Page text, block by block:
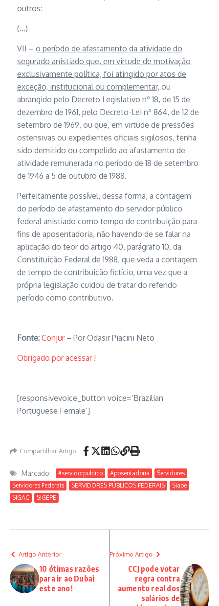
outros:
(…)
VII – o período de afastamento da atividade do
segurado anistiado que, em virtude de motivação
exclusivamente política, foi atingido por atos de
exceção, institucional ou complementar, ou
abrangido pelo Decreto Legislativo nº 18, de 15 de
dezembro de 1961, pelo Decreto-Lei nº 864, de 12 de
setembro de 1969, ou que, em virtude de pressões
ostensivas ou expedientes oficiais sigilosos, tenha
sido demitido ou compelido ao afastamento de
atividade remunerada no período de 18 de setembro
de 1946 a 5 de outubro de 1988.
Perfeitamente possível, dessa forma, a contagem
do período de afastamento do servidor público
federal anistiado como tempo de contribuição para
fins de aposentadoria, não havendo de se falar na
aplicação do teor do artigo 40, parágrafo 10, da
Constituição Federal de 1988, que veda a contagem
de tempo de contribuição fictício, uma vez que a
própria legislação cuidou de tratar do referido
período como contributivo.
Fonte: Conjur– Por Odasir Piacini Neto
Obrigado por acessar !
[responsivevoice_button voice=’Brazilian
Portuguese Female’]
Compartilhar Artigo
Marcado: #servidorpublico Aposentadoria
Servidores
Servidores Federais
SERVIDORES PÚBLICOS FEDERAIS
Siape
SIGAC
SIGEPE
Artigo Anterior
10 ótimas razões
para ir ao Dubai
este ano!
Próximo Artigo
CCJ pode votar
regra contra
aumento real dos
salários de